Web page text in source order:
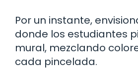
Por un instante,
donde los estudiantes
mural, mezclando
cada pincelada.